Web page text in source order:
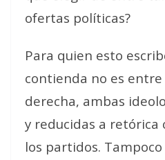
ofertas políticas?
Para quien esto
contienda no es
derecha, ambas
y reducidas a
los partidos.